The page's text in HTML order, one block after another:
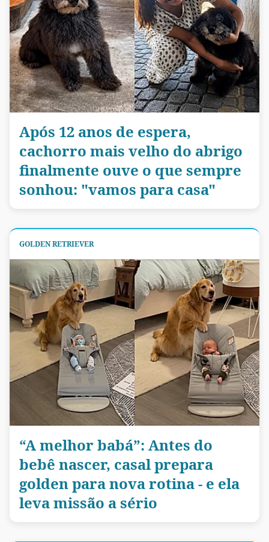
Após 12 anos de espera,
cachorro mais velho do abrigo
finalmente ouve o que sempre
sonhou: "vamos para casa"
GOLDEN RETRIEVER
“A melhor babá”: Antes do
bebê nascer, casal prepara
golden para nova rotina - e ela
leva missão a sério